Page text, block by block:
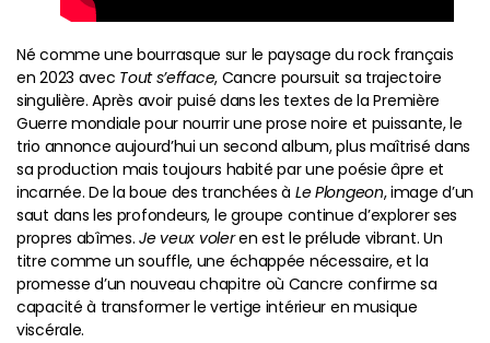
Né comme une bourrasque sur le paysage du rock français
en 2023 avec Tout s’efface, Cancre poursuit sa trajectoire
singulière. Après avoir puisé dans les textes de la Première
Guerre mondiale pour nourrir une prose noire et puissante, le
trio annonce aujourd’hui un second album, plus maîtrisé dans
sa production mais toujours habité par une poésie âpre et
incarnée. De la boue des tranchées à Le Plongeon, image d’un
saut dans les profondeurs, le groupe continue d’explorer ses
propres abîmes.Je veux voleren est le prélude vibrant. Un
titre comme un souffle, une échappée nécessaire, et la
promesse d’un nouveau chapitre où Cancre confirme sa
capacité à transformer le vertige intérieur en musique
viscérale.